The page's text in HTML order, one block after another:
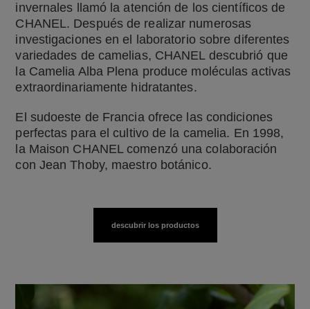
invernales llamó la atención de los científicos de
CHANEL. Después de realizar numerosas
investigaciones en el laboratorio sobre diferentes
variedades de camelias, CHANEL descubrió que
la Camelia Alba Plena produce moléculas activas
extraordinariamente hidratantes.
El sudoeste de Francia ofrece las condiciones
perfectas para el cultivo de la camelia. En 1998,
la Maison CHANEL comenzó una colaboración
con Jean Thoby, maestro botánico.
descubrir los productos